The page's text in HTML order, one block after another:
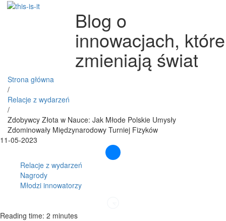
Blog o
innowacjach, które
zmieniają świat
Strona główna
/
Relacje z wydarzeń
/
Zdobywcy Złota w Nauce: Jak Młode Polskie Umysły
Zdominowały Międzynarodowy Turniej Fizyków
11-05-2023
Relacje z wydarzeń
Nagrody
Młodzi innowatorzy
Reading time: 2 minutes